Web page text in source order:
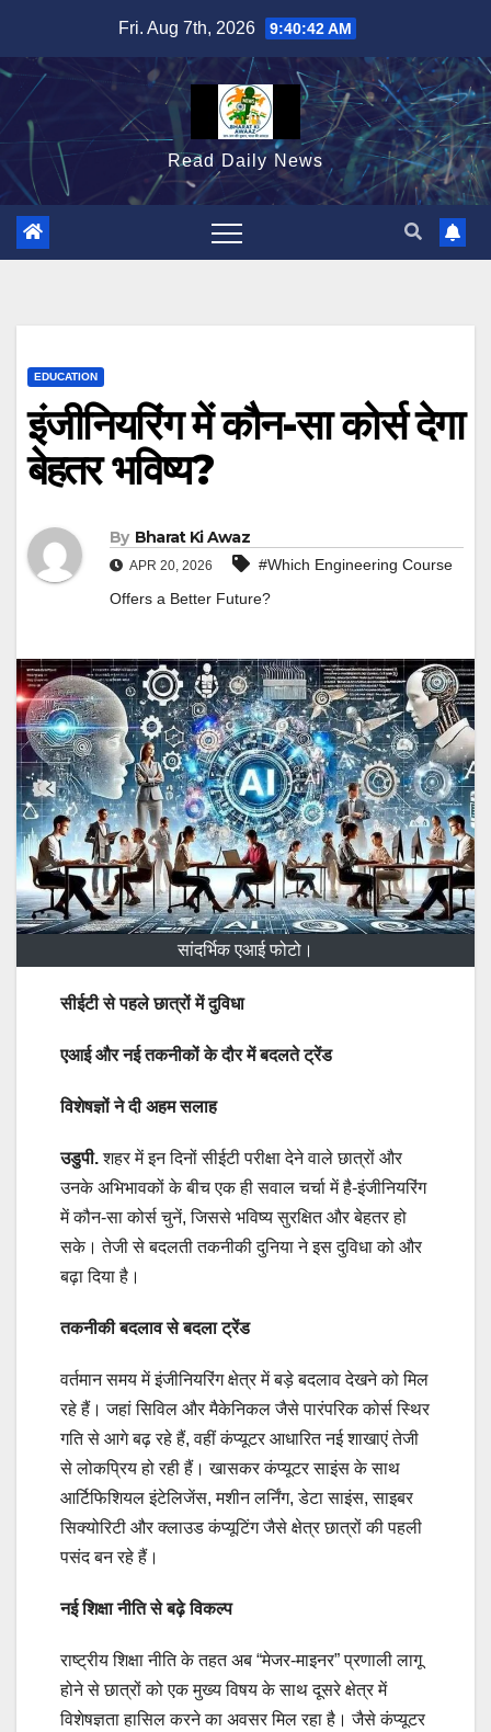
content
Fri. Aug 7th, 2026 9:40:44 AM
Read Daily News
EDUCATION
इंजीनियरिंग में कौन-सा कोर्स देगा
बेहतर भविष्य?
By Bharat Ki Awaz
APR 20, 2026
#Which Engineering Course
Offers a Better Future?
सांदर्भिक एआई फोटो।
सीईटी से पहले छात्रों में दुविधा
एआई और नई तकनीकों के दौर में बदलते ट्रेंड
विशेषज्ञों ने दी अहम सलाह
उडुपी.शहर में इन दिनों सीईटी परीक्षा देने वाले छात्रों और
उनके अभिभावकों के बीच एक ही सवाल चर्चा में है-इंजीनियरिंग
में कौन-सा कोर्स चुनें, जिससे भविष्य सुरक्षित और बेहतर हो
सके। तेजी से बदलती तकनीकी दुनिया ने इस दुविधा को और
बढ़ा दिया है।
तकनीकी बदलाव से बदला ट्रेंड
वर्तमान समय में इंजीनियरिंग क्षेत्र में बड़े बदलाव देखने को मिल
रहे हैं। जहां सिविल और मैकेनिकल जैसे पारंपरिक कोर्स स्थिर
गति से आगे बढ़ रहे हैं, वहीं कंप्यूटर आधारित नई शाखाएं तेजी
से लोकप्रिय हो रही हैं। खासकर कंप्यूटर साइंस के साथ
आर्टिफिशियल इंटेलिजेंस, मशीन लर्निंग, डेटा साइंस, साइबर
सिक्योरिटी और क्लाउड कंप्यूटिंग जैसे क्षेत्र छात्रों की पहली
पसंद बन रहे हैं।
नई शिक्षा नीति से बढ़े विकल्प
राष्ट्रीय शिक्षा नीति के तहत अब “मेजर-माइनर” प्रणाली लागू
होने से छात्रों को एक मुख्य विषय के साथ दूसरे क्षेत्र में
विशेषज्ञता हासिल करने का अवसर मिल रहा है। जैसे कंप्यूटर